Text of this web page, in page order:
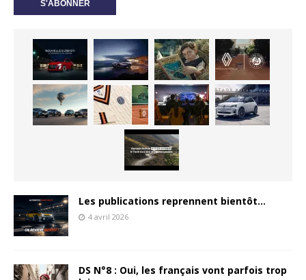
Les publications reprennent bientôt…
4 avril 2026
DS N°8 : Oui, les français vont parfois trop